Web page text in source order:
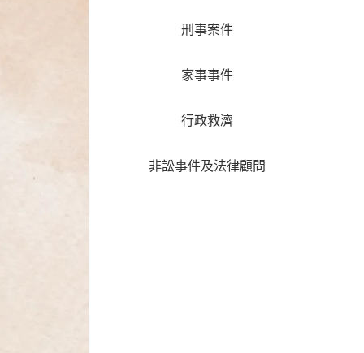
刑事案件
家事事件
行政救濟
非訟事件及法律顧問